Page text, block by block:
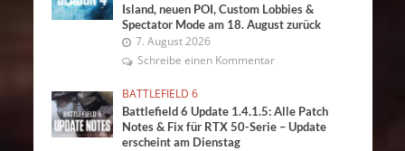
Island, neuen POI, Custom Lobbies &
Spectator Mode am 18. August zurück
7. August 2026
Schreibe einen Kommentar
BATTLEFIELD 6
Battlefield 6 Update 1.4.1.5: Alle Patch
Notes & Fix für RTX 50-Serie – Update
erscheint am Dienstag